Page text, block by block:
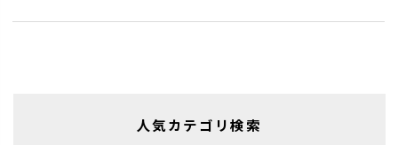
人気カテゴリ検索